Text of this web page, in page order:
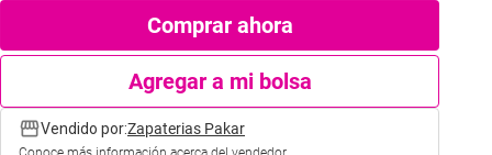
Comprar ahora
Agregar a mi bolsa
storefrontVendido por:Zapaterias Pakar